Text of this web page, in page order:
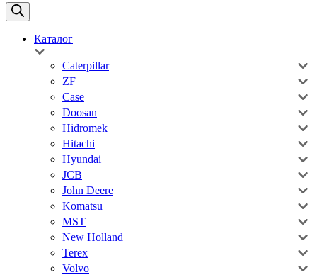
Каталог
Caterpillar
ZF
Case
Doosan
Hidromek
Hitachi
Hyundai
JCB
John Deere
Komatsu
MST
New Holland
Terex
Volvo